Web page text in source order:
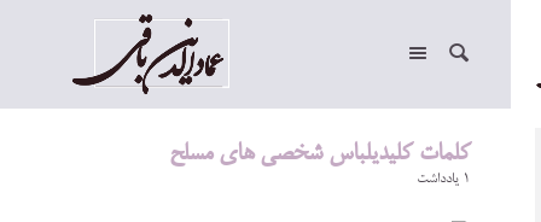
کلمات کلیدیلباس شخصی های مسلح
1 یادداشت